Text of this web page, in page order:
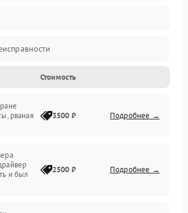
и коммуникационные проблемы
Стоимость
рваная
3500 ₽ Подробнее →
и был
2500 ₽ Подробнее →